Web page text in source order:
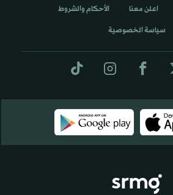
اعلن معنا الأحكام والشروط
سياسة الخصوصية